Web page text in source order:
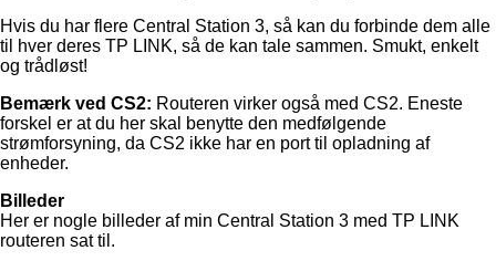
Hvis du har flere Central Station 3, så kan du forbinde dem alle
til hver deres TP LINK, så de kan tale sammen. Smukt, enkelt
og trådløst!
Bemærk ved CS2: Routeren virker også med CS2. Eneste
forskel er at du her skal benytte den medfølgende
strømforsyning, da CS2 ikke har en port til opladning af
enheder.
Billeder
Her er nogle billeder af min Central Station 3 med TP LINK
routeren sat til.